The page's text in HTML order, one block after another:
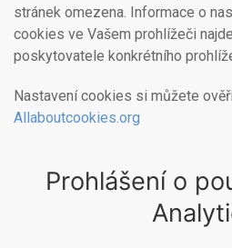
stránek omezena. Informace o
cookies ve Vašem prohlížeči
poskytovatele konkrétního
Nastavení cookies si můžete
Allaboutcookies.org
Prohlášení o